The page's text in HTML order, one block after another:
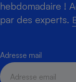
hebdomadaire !
par des experts.
Adresse mail